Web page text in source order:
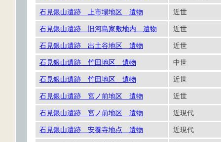
石見銀山遺跡 上市場地区 遺物 近世
石見銀山遺跡 旧河島家敷地内 遺物 近世
石見銀山遺跡 出土谷地区 遺物 近世
石見銀山遺跡 竹田地区 遺物 中世
石見銀山遺跡 竹田地区 遺物 近世
石見銀山遺跡 宮ノ前地区 遺物 近世
石見銀山遺跡 宮ノ前地区 遺物 近現代
石見銀山遺跡 安養寺地点 遺物 近現代